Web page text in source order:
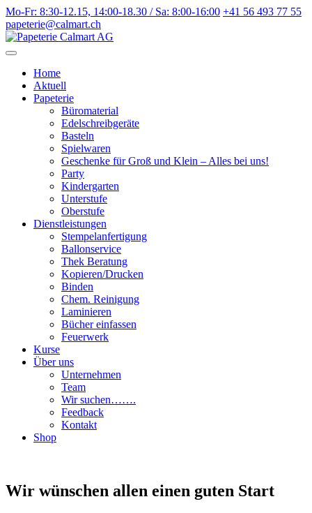
Weiter
zum
Inhalt
Mo-Fr: 8:30-12.15, 14:00-18.30 / Sa: 8:00-16:00 +41 56 493 77 55
papeterie@calmart.ch
Home
Aktuell
Papeterie
Büromaterial
Edelschreibgeräte
Basteln
Spielwaren
Geschenke für Groß und Klein – Alles bei uns!
Party
Kindergarten
Unterstufe
Oberstufe
Dienstleistungen
Stempelanfertigung
Ballonservice
Thek Beratung
Kopieren/Drucken
Binden
Chem. Reinigung
Laminieren
Bücher einfassen
Feuerwerk
Kurse
Über uns
Unternehmen
Team
Wir suchen…….
Feedback
Kontakt
Shop
Wir wünschen allen einen guten Start